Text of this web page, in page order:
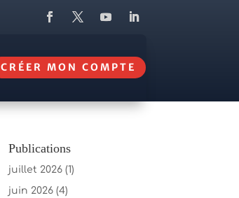
CRÉER MON COMPTE
Publications
juillet 2026 (1)
juin 2026 (4)